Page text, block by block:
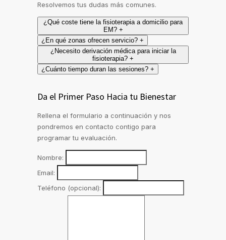
Resolvemos tus dudas más comunes.
¿Qué coste tiene la fisioterapia a domicilio para
EM? +
¿En qué zonas ofrecen servicio? +
¿Necesito derivación médica para iniciar la
fisioterapia? +
¿Cuánto tiempo duran las sesiones? +
Da el Primer Paso Hacia tu Bienestar
Rellena el formulario a continuación y nos
pondremos en contacto contigo para
programar tu evaluación.
Nombre:
Email:
Teléfono (opcional):